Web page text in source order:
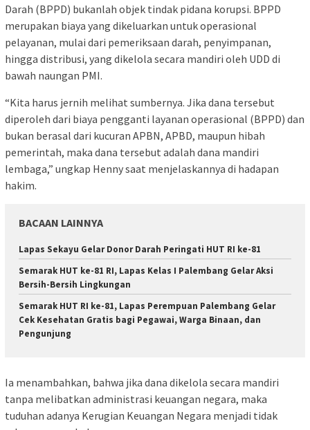
Darah (BPPD) bukanlah objek tindak pidana korupsi. BPPD
merupakan biaya yang dikeluarkan untuk operasional
pelayanan, mulai dari pemeriksaan darah, penyimpanan,
hingga distribusi, yang dikelola secara mandiri oleh UDD di
bawah naungan PMI.
“Kita harus jernih melihat sumbernya. Jika dana tersebut
diperoleh dari biaya pengganti layanan operasional (BPPD) dan
bukan berasal dari kucuran APBN, APBD, maupun hibah
pemerintah, maka dana tersebut adalah dana mandiri
lembaga,” ungkap Henny saat menjelaskannya di hadapan
hakim.
BACAAN LAINNYA
Lapas Sekayu Gelar Donor Darah Peringati HUT RI ke-81
Semarak HUT ke-81 RI, Lapas Kelas I Palembang Gelar Aksi
Bersih-Bersih Lingkungan
Semarak HUT RI ke-81, Lapas Perempuan Palembang Gelar
Cek Kesehatan Gratis bagi Pegawai, Warga Binaan, dan
Pengunjung
Ia menambahkan, bahwa jika dana dikelola secara mandiri
tanpa melibatkan administrasi keuangan negara, maka
tuduhan adanya Kerugian Keuangan Negara menjadi tidak